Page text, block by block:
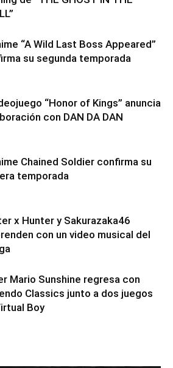
“A Wild Last Boss Appeared”
su segunda temporada
“Honor of Kings” anuncia
con DAN DA DAN
Chained Soldier confirma su
temporada
x Hunter y Sakurazaka46
con un video musical del
Mario Sunshine regresa con
Classics junto a dos juegos
Boy